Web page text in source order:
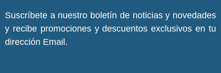
Suscríbete a nuestro boletín de noticias y novedades
y recibe promociones y descuentos exclusivos en tu
dirección Email.